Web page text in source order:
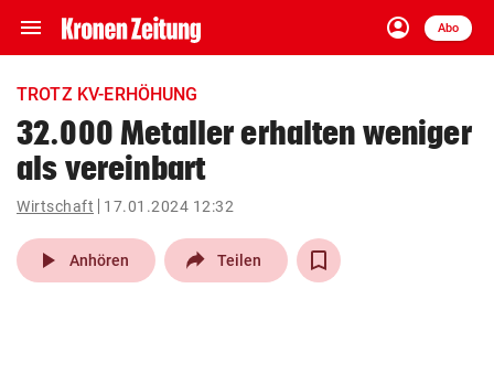
menu Navigation
ein-/ausklappen
account_circle
Anmelden
Abo
close Schließen
account_circle Anmelden
pin_drop
Wien arrow_right
TROTZ KV-ERHÖHUNG
32.000 Metaller erhalten weniger
als vereinbart
Wirtschaft 17.01.2024 12:32
play_arrow Anhören Teilen